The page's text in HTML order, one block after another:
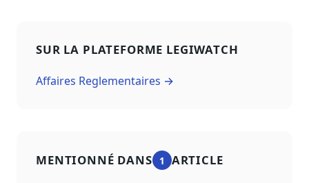
SUR LA PLATEFORME LEGIWATCH
Affaires Reglementaires →
MENTIONNÉ DANS 1 ARTICLE